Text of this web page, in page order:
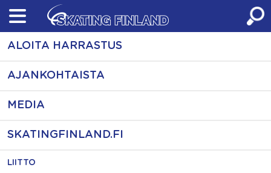
Skip
content
ALOITA HARRASTUS
AJANKOHTAISTA
MEDIA
SKATINGFINLAND.FI
LIITTO